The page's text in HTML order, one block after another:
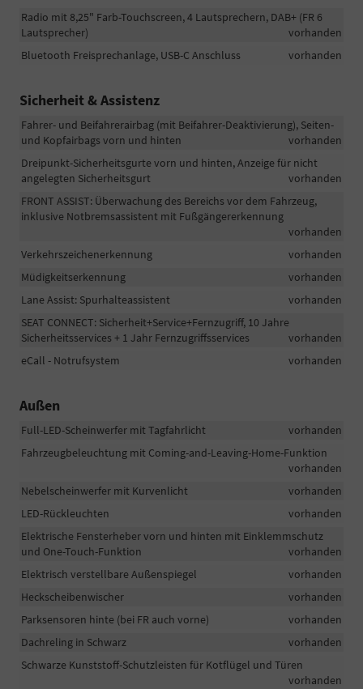
Radio mit 8,25" Farb-Touchscreen, 4 Lautsprechern, DAB+ (FR 6
Lautsprecher)
vorhanden
Bluetooth Freisprechanlage, USB-C Anschluss
vorhanden
Sicherheit & Assistenz
Fahrer- und Beifahrerairbag (mit Beifahrer-Deaktivierung), Seiten-
und Kopfairbags vorn und hinten
vorhanden
Dreipunkt-Sicherheitsgurte vorn und hinten, Anzeige für nicht
angelegten Sicherheitsgurt
vorhanden
FRONT ASSIST: Überwachung des Bereichs vor dem Fahrzeug,
inklusive Notbremsassistent mit Fußgängererkennung
vorhanden
Verkehrszeichenerkennung
vorhanden
Müdigkeitserkennung
vorhanden
Lane Assist: Spurhalteassistent
vorhanden
SEAT CONNECT: Sicherheit+Service+Fernzugriff, 10 Jahre
Sicherheitsservices + 1 Jahr Fernzugriffsservices
vorhanden
eCall - Notrufsystem
vorhanden
Außen
Full-LED-Scheinwerfer mit Tagfahrlicht
vorhanden
Fahrzeugbeleuchtung mit Coming-and-Leaving-Home-Funktion
vorhanden
Nebelscheinwerfer mit Kurvenlicht
vorhanden
LED-Rückleuchten
vorhanden
Elektrische Fensterheber vorn und hinten mit Einklemmschutz
und One-Touch-Funktion
vorhanden
Elektrisch verstellbare Außenspiegel
vorhanden
Heckscheibenwischer
vorhanden
Parksensoren hinte (bei FR auch vorne)
vorhanden
Dachreling in Schwarz
vorhanden
Schwarze Kunststoff-Schutzleisten für Kotflügel und Türen
vorhanden